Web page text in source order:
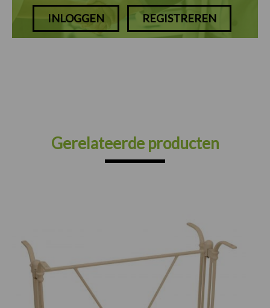
INLOGGEN REGISTREREN
Gerelateerde producten